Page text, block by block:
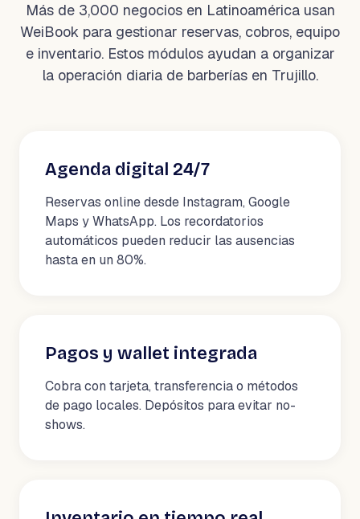
Más de 3,000 negocios en Latinoamérica usan
WeiBook para gestionar reservas, cobros, equipo
e inventario. Estos módulos ayudan a organizar
la operación diaria de barberías en Trujillo.
Agenda digital 24/7
Reservas online desde Instagram, Google
Maps y WhatsApp. Los recordatorios
automáticos pueden reducir las ausencias
hasta en un 80%.
Pagos y wallet integrada
Cobra con tarjeta, transferencia o métodos
de pago locales. Depósitos para evitar no-
shows.